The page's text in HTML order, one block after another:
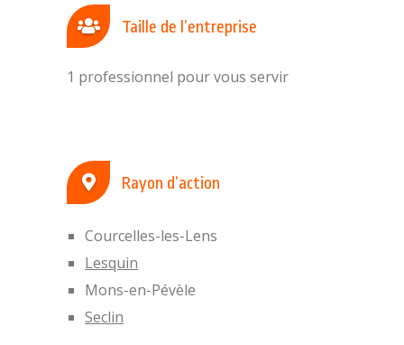
Taille de l’entreprise
1 professionnel pour vous servir
Rayon d’action
Courcelles-les-Lens
Lesquin
Mons-en-Pévèle
Seclin